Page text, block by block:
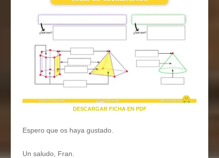
DESCARGAR FICHA EN PDF
Espero que os haya gustado.
Un saludo, Fran.